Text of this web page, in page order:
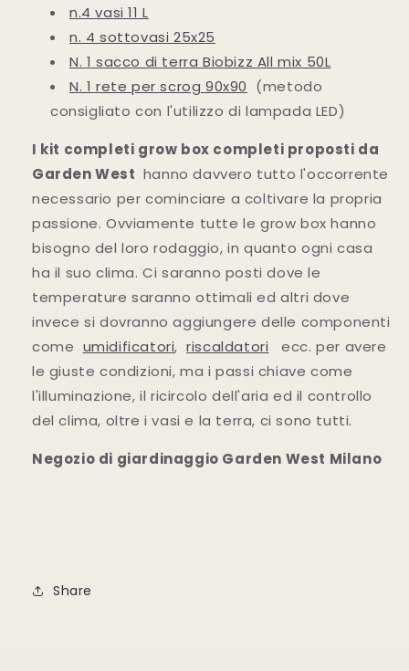
n.4 vasi 11 L
n. 4 sottovasi 25x25
N. 1 sacco di terra Biobizz All mix 50L
N. 1 rete per scrog 90x90 (metodo
consigliato con l'utilizzo di lampada LED)
I kit completi grow box completi proposti da
Garden West hanno davvero tutto l'occorrente
necessario per cominciare a coltivare la propria
passione. Ovviamente tutte le grow box hanno
bisogno del loro rodaggio, in quanto ogni casa
ha il suo clima. Ci saranno posti dove le
temperature saranno ottimali ed altri dove
invece si dovranno aggiungere delle componenti
come umidificatori,riscaldatori ecc. per avere
le giuste condizioni, ma i passi chiave come
l'illuminazione, il ricircolo dell'aria ed il controllo
del clima, oltre i vasi e la terra, ci sono tutti.
Negozio di giardinaggio Garden West Milano
Share